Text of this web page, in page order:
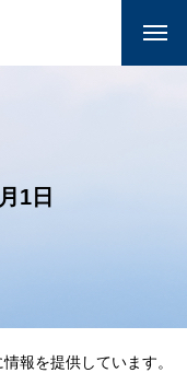
1日
報を提供しています。